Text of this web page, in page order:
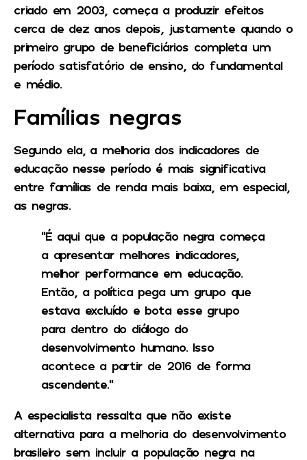
criado em 2003, começa a produzir efeitos
cerca de dez anos depois, justamente quando o
primeiro grupo de beneficiários completa um
período satisfatório de ensino, do fundamental
e médio.
Famílias negras
Segundo ela, a melhoria dos indicadores de
educação nesse período é mais significativa
entre famílias de renda mais baixa, em especial,
as negras.
“É aqui que a população negra começa
a apresentar melhores indicadores,
melhor performance em educação.
Então, a política pega um grupo que
estava excluído e bota esse grupo
para dentro do diálogo do
desenvolvimento humano. Isso
acontece a partir de 2016 de forma
ascendente.”
A especialista ressalta que não existe
alternativa para a melhoria do desenvolvimento
brasileiro sem incluir a população negra na